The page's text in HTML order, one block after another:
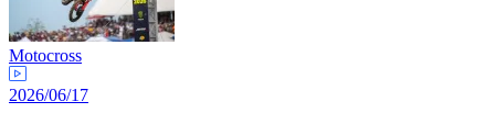
Motocross
2026/06/17